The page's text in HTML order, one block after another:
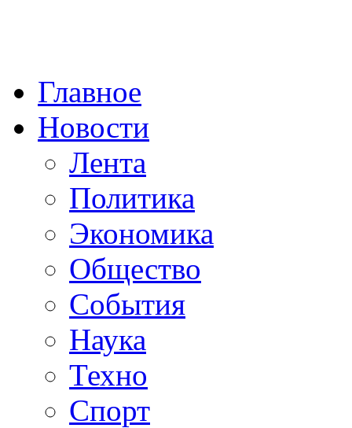
Главное
Новости
Лента
Политика
Экономика
Общество
События
Наука
Техно
Спорт